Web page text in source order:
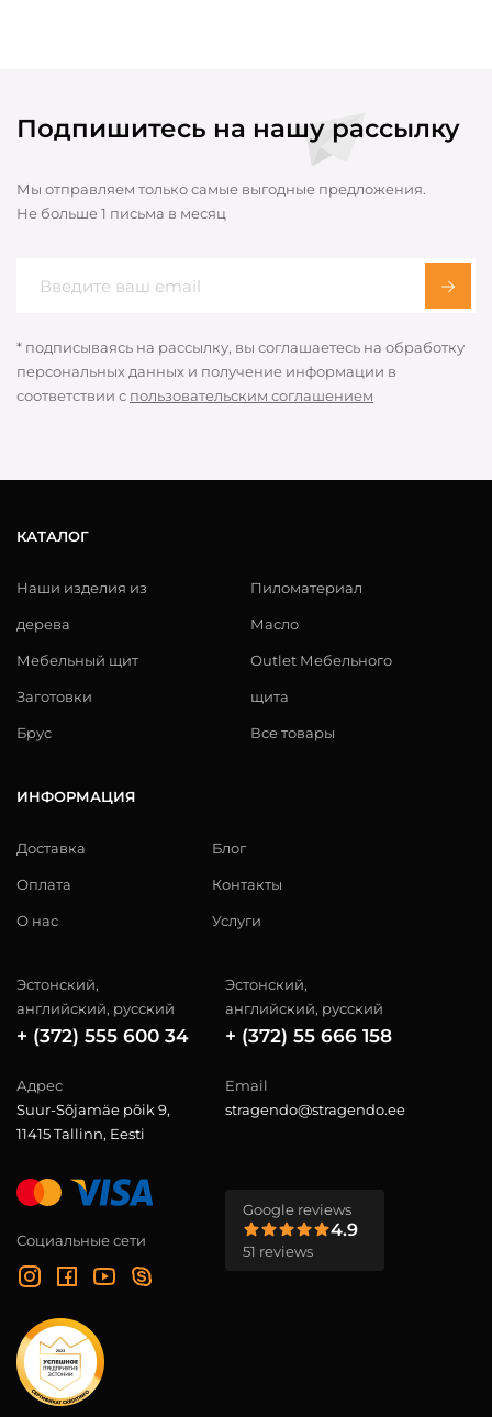
Подпишитесь на нашу рассылку
Мы отправляем только самые выгодные предложения.
Не больше 1 письма в месяц
* подписываясь на рассылку, вы соглашаетесь на обработку
персональных данных и получение информации в
соответствии с пользовательским соглашением
КАТАЛОГ
Наши изделия из
дерева
Мебельный щит
Заготовки
Брус
Пиломатериал
Масло
Outlet Мебельного
щита
Все товары
ИНФОРМАЦИЯ
Доставка
Оплата
О нас
Блог
Контакты
Услуги
Эстонский,
английский, русский
+ (372) 555 600 34
Эстонский,
английский, русский
+ (372) 55 666 158
Адрес
Suur-Sõjamäe põik 9,
11415 Tallinn, Eesti
Email
stragendo@stragendo.ee
Социальные сети
Google reviews
4.9
51 reviews